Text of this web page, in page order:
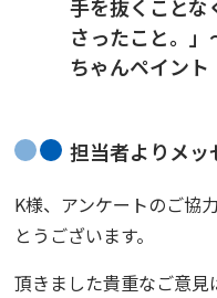
手を抜くことな
さったこと。
ちゃんペイン
担当者よりメッ
K様、アンケートのご協
とうございます。
頂きました貴重なご意